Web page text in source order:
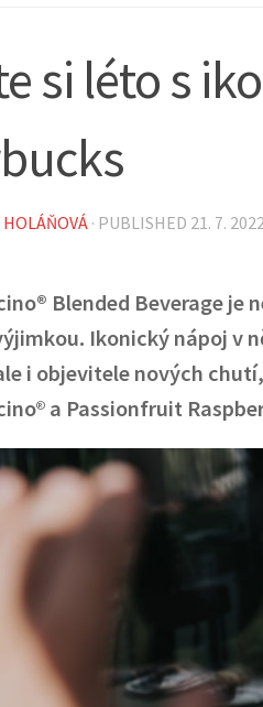
si léto s
· PUBLISHED 21. 7. 2022
Blended Beverage
Ikonický nápoj v
i objevitele nových
®a Passionfruit